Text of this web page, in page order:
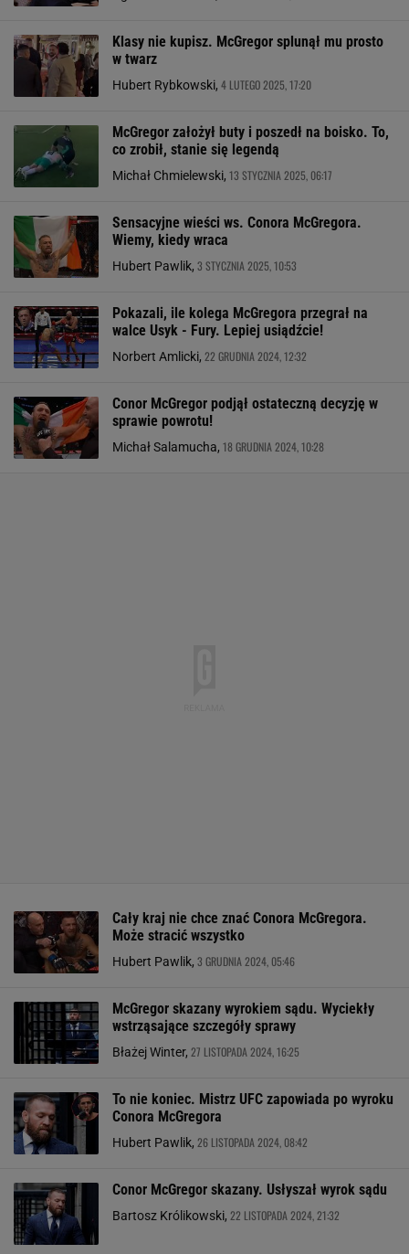
Klasy nie kupisz. McGregor splunął mu prosto
w twarz
Hubert Rybkowski, 4 LUTEGO 2025, 17:20
McGregor założył buty i poszedł na boisko. To,
co zrobił, stanie się legendą
Michał Chmielewski, 13 STYCZNIA 2025, 06:17
Sensacyjne wieści ws. Conora McGregora.
Wiemy, kiedy wraca
Hubert Pawlik, 3 STYCZNIA 2025, 10:53
Pokazali, ile kolega McGregora przegrał na
walce Usyk - Fury. Lepiej usiądźcie!
Norbert Amlicki, 22 GRUDNIA 2024, 12:32
Conor McGregor podjął ostateczną decyzję w
sprawie powrotu!
Michał Salamucha, 18 GRUDNIA 2024, 10:28
Cały kraj nie chce znać Conora McGregora.
Może stracić wszystko
Hubert Pawlik, 3 GRUDNIA 2024, 05:46
McGregor skazany wyrokiem sądu. Wyciekły
wstrząsające szczegóły sprawy
Błażej Winter, 27 LISTOPADA 2024, 16:25
To nie koniec. Mistrz UFC zapowiada po wyroku
Conora McGregora
Hubert Pawlik, 26 LISTOPADA 2024, 08:42
Conor McGregor skazany. Usłyszał wyrok sądu
Bartosz Królikowski, 22 LISTOPADA 2024, 21:32